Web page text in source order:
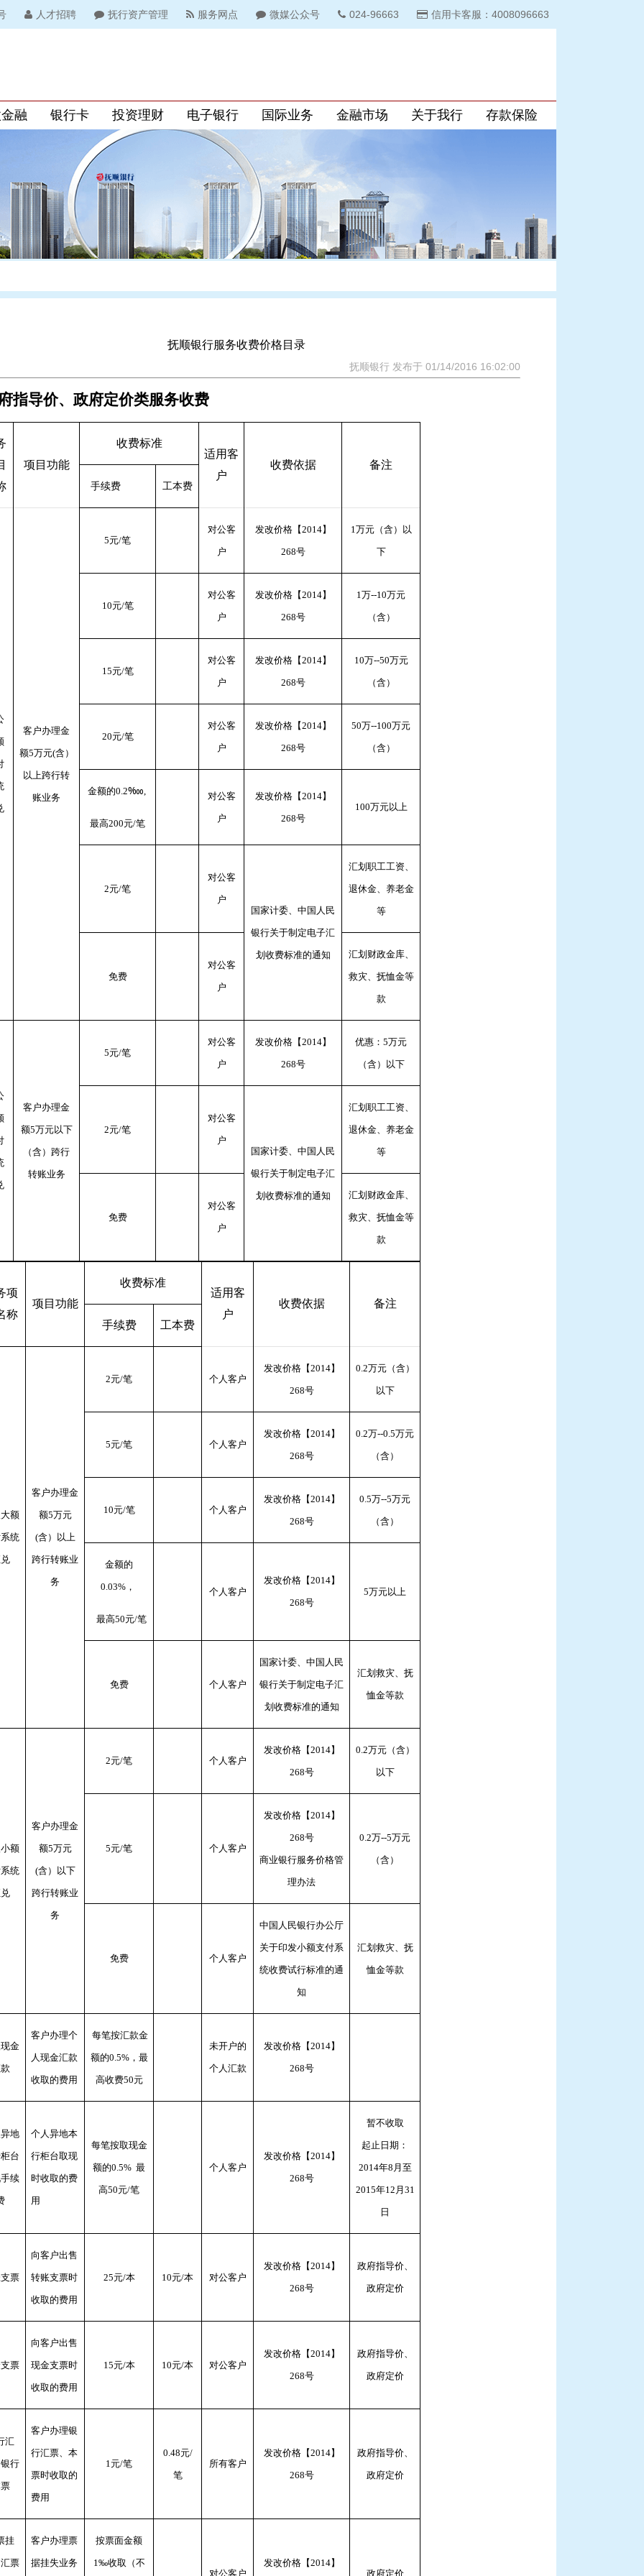
人才招聘 抚行资产管理 服务网点 微媒公众号 024-96663 信用卡客服：4008096663
融 银行卡 投资理财 电子银行 国际业务 金融市场 关于我行 存款保险
抚顺银行服务收费价格目录
抚顺银行 发布于 01/14/2016 16:02:00
指导价、政府定价类服务收费
项目功能
收费标准
适用客
户
收费依据 备注
手续费 工本费
客户办理金
额5万元(含）
以上跨行转
账业务
5元/笔
对公客
户
发改价格【2014】
268号
1万元（含）以
下
10元/笔
对公客
户
发改价格【2014】
268号
1万--10万元
（含）
15元/笔
对公客
户
发改价格【2014】
268号
10万--50万元
（含）
20元/笔
对公客
户
发改价格【2014】
268号
50万--100万元
（含）
金额的0.2‱,
最高200元/笔
对公客
户
发改价格【2014】
268号
100万元以上
2元/笔
对公客
户
国家计委、中国人民
银行关于制定电子汇
划收费标准的通知
汇划职工工资、
退休金、养老金
等
免费
对公客
户
汇划财政金库、
救灾、抚恤金等
款
客户办理金
额5万元以下
（含）跨行
转账业务
5元/笔
对公客
户
发改价格【2014】
268号
优惠：5万元
（含）以下
2元/笔
对公客
户
国家计委、中国人民
银行关于制定电子汇
划收费标准的通知
汇划职工工资、
退休金、养老金
等
免费
对公客
户
汇划财政金库、
救灾、抚恤金等
款
项
称
项目功能
收费标准
适用客
户
收费依据
备注
手续费
工本费
额
统
客户办理金
额5万元
(含）以上
跨行转账业
务
2元/笔 个人客户
发改价格【2014】
268号
0.2万元（含）
以下
5元/笔 个人客户
发改价格【2014】
268号
0.2万--0.5万元
（含）
10元/笔 个人客户
发改价格【2014】
268号
0.5万--5万元
（含）
金额的
0.03% ，
最高50元/笔
个人客户
发改价格【2014】
268号
5万元以上
免费 个人客户
国家计委、中国人民
银行关于制定电子汇
划收费标准的通知
汇划救灾、抚
恤金等款
额
统
客户办理金
额5万元
(含）以下
跨行转账业
务
2元/笔 个人客户
发改价格【2014】
268号
0.2万元（含）
以下
5元/笔 个人客户
发改价格【2014】
268号
商业银行服务价格管
理办法
0.2万--5万元
（含）
免费 个人客户
中国人民银行办公厅
关于印发小额支付系
统收费试行标准的通
知
汇划救灾、抚
恤金等款
金
客户办理个
人现金汇款
收取的费用
每笔按汇款金
额的0.5%， 最
高收费50元
未开户的
个人汇款
发改价格【2014】
268号
地
台
续
个人异地本
行柜台取现
时收取的费
用
每笔按取现金
额的0.5% 最
高50元/笔
个人客户
发改价格【2014】
268号
暂不收取
起止日期：
2014年8月至
2015年12月31
日
票
向客户出售
转账支票时
收取的费用
25元/本 10元/本 对公客户
发改价格【2014】
268号
政府指导价、
政府定价
票
向客户出售
现金支票时
收取的费用
15元/本 10元/本 对公客户
发改价格【2014】
268号
政府指导价、
政府定价
汇
行
客户办理银
行汇票、本
票时收取的
费用
1元/笔
0.48元/
笔
所有客户
发改价格【2014】
268号
政府指导价、
政府定价
挂
票
客户办理票
据挂失业务
按票面金额
1‰收取（不
对公客户
发改价格【2014】
政府定价